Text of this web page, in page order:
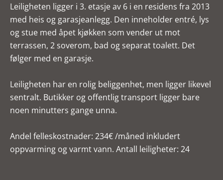
Leiligheten ligger i 3. etasje av 6 i en residens fra 2013
med heis og garasjeanlegg. Den inneholder entré, lys
og stue med åpet kjøkken som vender ut mot
terrassen, 2 soverom, bad og separat toalett. Det
følger med en garasje.
Leiligheten har en rolig beliggenhet, men ligger likevel
sentralt. Butikker og offentlig transport ligger bare
noen minutters gange unna.
Andel felleskostnader: 234€ /måned inkludert
oppvarming og varmt vann. Antall leiligheter: 24